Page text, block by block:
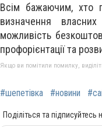
Всім бажаючим, хто
визначення
можливість
профорієнтації та
Якщо ви помітили помилку,
#шепетівка #новини
Поділіться та підписуйтесь